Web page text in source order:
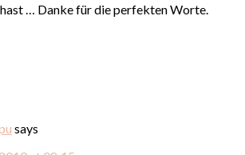
… Danke für die perfekten Worte.
says